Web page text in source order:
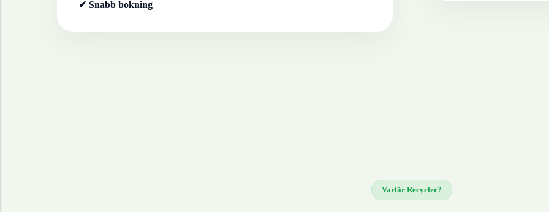
✔ Snabb bokning
Varför Recycler?